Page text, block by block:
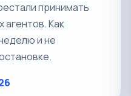
принимать
агентов. Как
и не